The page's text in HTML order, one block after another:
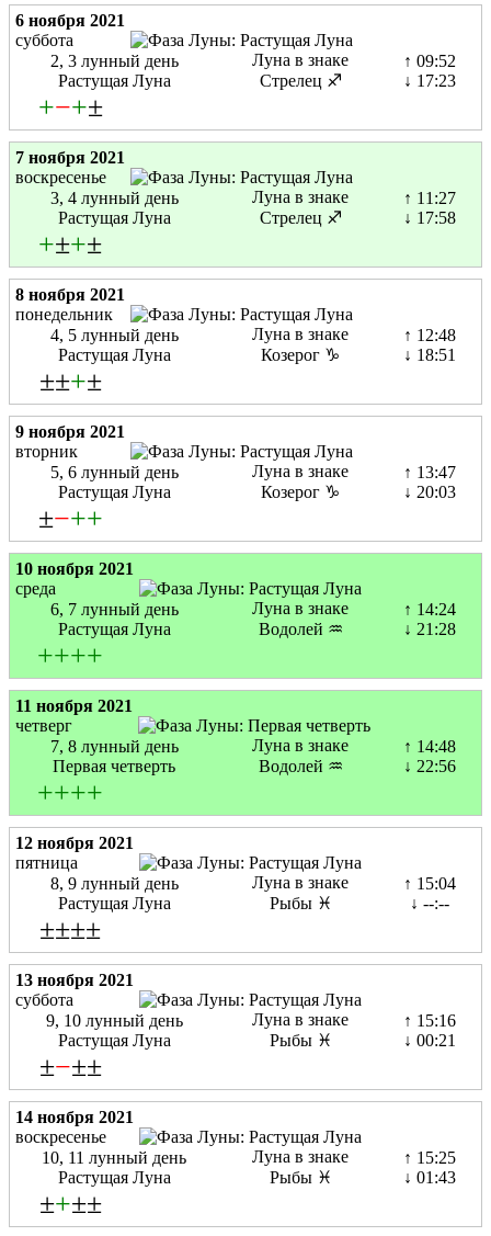
6 ноября 2021
суббота
2, 3 лунный день
Растущая Луна
Луна в знаке
Стрелец ♐
↑ 09:52
↓ 17:23
+−+±
7 ноября 2021
воскресенье
3, 4 лунный день
Растущая Луна
Луна в знаке
Стрелец ♐
↑ 11:27
↓ 17:58
+±+±
8 ноября 2021
понедельник
4, 5 лунный день
Растущая Луна
Луна в знаке
Козерог ♑
↑ 12:48
↓ 18:51
±±+±
9 ноября 2021
вторник
5, 6 лунный день
Растущая Луна
Луна в знаке
Козерог ♑
↑ 13:47
↓ 20:03
±−++
10 ноября 2021
среда
6, 7 лунный день
Растущая Луна
Луна в знаке
Водолей ♒
↑ 14:24
↓ 21:28
++++
11 ноября 2021
четверг
7, 8 лунный день
Первая четверть
Луна в знаке
Водолей ♒
↑ 14:48
↓ 22:56
++++
12 ноября 2021
пятница
8, 9 лунный день
Растущая Луна
Луна в знаке
Рыбы ♓
↑ 15:04
↓ --:--
±±±±
13 ноября 2021
суббота
9, 10 лунный день
Растущая Луна
Луна в знаке
Рыбы ♓
↑ 15:16
↓ 00:21
±−±±
14 ноября 2021
воскресенье
10, 11 лунный день
Растущая Луна
Луна в знаке
Рыбы ♓
↑ 15:25
↓ 01:43
±+±±